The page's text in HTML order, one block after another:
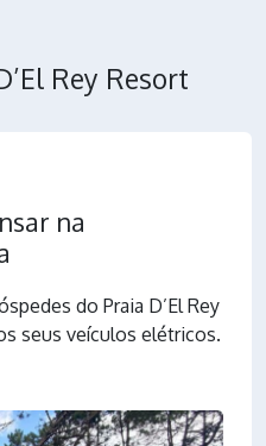
Rey Resort
na
do Praia D’El Rey
seus veículos elétricos.